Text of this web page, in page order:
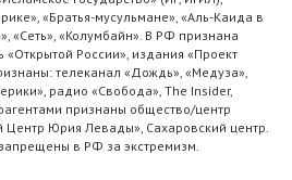
«Братья-мусульмане», «Аль-Каида в
«Сеть», «Колумбайн». В РФ признана
«Открытой России», издания «Проект
телеканал «Дождь», «Медуза»,
радио «Свобода», The Insider,
признаны общество/центр
Центр Юрия Левады», Сахаровский центр.
в РФ за экстремизм.